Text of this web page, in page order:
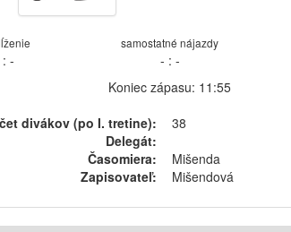
-
samostatné nájazdy
- : -
Koniec zápasu: 11:55
divákov (po I. tretine):
38
Delegát:
Časomiera:
Mišenda
Zapisovateľ: Mišendová